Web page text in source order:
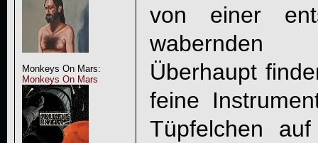
Monkeys On Mars:
Monkeys On Mars
von einer
wabernden
Überhaupt
feine
Tüpfelchen